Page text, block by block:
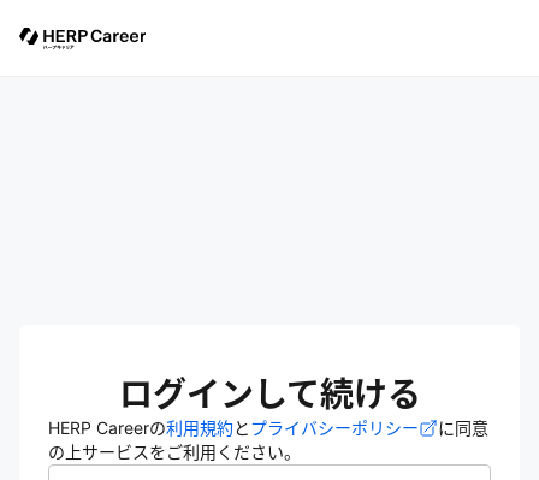
ログインして続ける
HERP Careerの利用規約とプライバシーポリシー
に同意
の上サービスをご利用ください。